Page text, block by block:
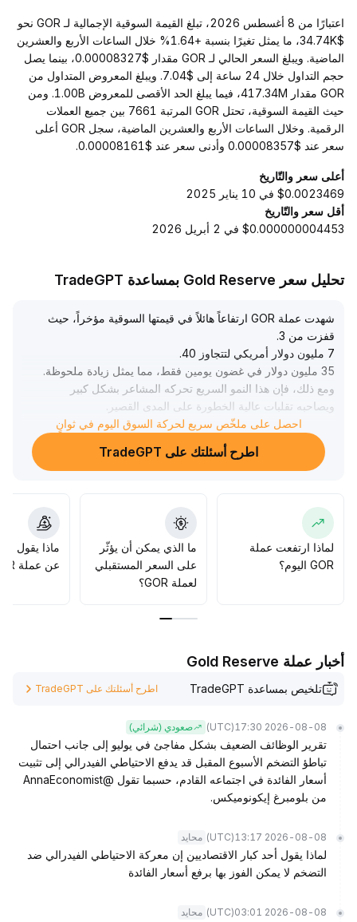
اعتبارًا من 8 أغسطس 2026، تبلغ القيمة السوقية الإجمالية لـ GOR نحو
$34.74K، ما يمثل تغيرًا بنسبة +1.64% خلال الساعات الأربع والعشرين
الماضية. ويبلغ السعر الحالي لـ GOR مقدار $0.00008327، بينما يصل
حجم التداول خلال 24 ساعة إلى $7.04. ويبلغ المعروض المتداول من
GOR مقدار 417.34M، فيما يبلغ الحد الأقصى للمعروض 1.00B. ومن
حيث القيمة السوقية، تحتل GOR المرتبة 7661 بين جميع العملات
الرقمية. وخلال الساعات الأربع والعشرين الماضية، سجل GOR أعلى
سعر عند $0.00008357 وأدنى سعر عند $0.00008161.
أعلى سعر والتّاريخ
$0.0023469 في 10 يناير 2025
أقل سعر والتّاريخ
$0.000000004453 في 2 أبريل 2026
تحليل سعر Gold Reserve بمساعدة TradeGPT
شهدت عملة GOR ارتفاعاً هائلاً في قيمتها السوقية مؤخراً، حيث
قفزت من 3
.
7 مليون دولار أمريكي لتتجاوز 40
.
35 مليون دولار في غضون يومين فقط، مما يمثل زيادة ملحوظة
.
ومع ذلك، فإن هذا النمو السريع تحركه المشاعر بشكل كبير
ويصاحبه تقلبات عالية الخطورة على المدى القصير
يُنصح المستثمرون بتوخي الحذر من عمليات التصحيح عند الذروة،
كما ينبغي وضع استراتيجيات واضحة لإدارة المخاطر المتعلقة
احصل على ملخّص سريع لحركة السوق اليوم في ثوانٍ
اطرح أسئلتك على TradeGPT
لماذا ارتفعت عملة
GOR اليوم؟
ما الذي يمكن أن يؤثّر
على السعر المستقبلي
لعملة GOR؟
ماذا يقول
عن عملة GOR؟
أخبار عملة Gold Reserve
تلخيص بمساعدة TradeGPT اطرح أسئلتك على TradeGPT
2026-08-08 17:30
(UTC) صعودي (شرائي)
تقرير الوظائف الضعيف بشكل مفاجئ في يوليو إلى جانب احتمال
تباطؤ التضخم الأسبوع المقبل قد يدفع الاحتياطي الفيدرالي إلى تثبيت
أسعار الفائدة في اجتماعه القادم، حسبما تقول @AnnaEconomist
من بلومبرغ إيكونوميكس.
2026-08-08 13:17
(UTC) محايد
لماذا يقول أحد كبار الاقتصاديين إن معركة الاحتياطي الفيدرالي ضد
التضخم لا يمكن الفوز بها برفع أسعار الفائدة
2026-08-08 03:01
(UTC) محايد